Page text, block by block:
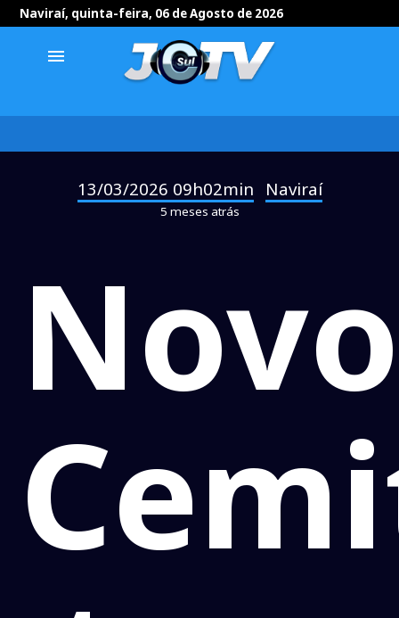
Naviraí, quinta-feira, 06 de Agosto de 2026
menu
13/03/2026 09h02min Naviraí
5 meses atrás